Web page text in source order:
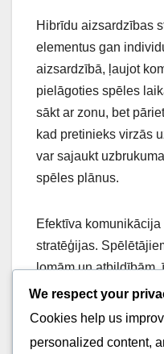
Hibrīdu aizsardzības
elementus gan
aizsardzībā, ļaujot
pielāgoties spēles
sākt ar zonu, bet
kad pretinieks virzās
var sajaukt
spēles plānus.
Efektīva
stratēģijas.
lomām un
treniņi var palīdzēt
maiņas, nodrošinot,
We respect your
Cookies help us
personalized content,